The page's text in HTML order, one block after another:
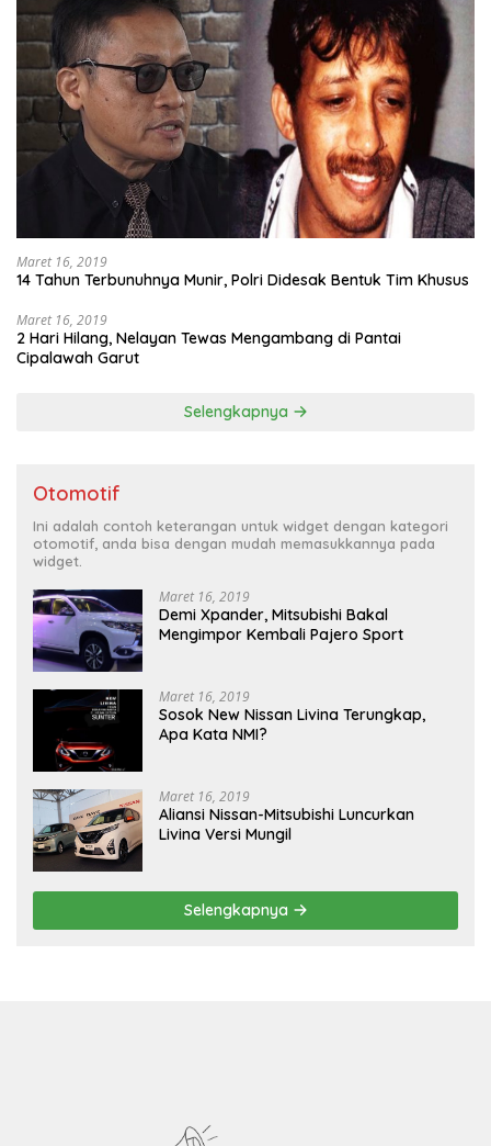
Maret 16, 2019
14 Tahun Terbunuhnya Munir, Polri Didesak Bentuk Tim Khusus
Maret 16, 2019
2 Hari Hilang, Nelayan Tewas Mengambang di Pantai
Cipalawah Garut
Selengkapnya
Otomotif
Ini adalah contoh keterangan untuk widget dengan kategori
otomotif, anda bisa dengan mudah memasukkannya pada
widget.
Maret 16, 2019
Demi Xpander, Mitsubishi Bakal
Mengimpor Kembali Pajero Sport
Maret 16, 2019
Sosok New Nissan Livina Terungkap,
Apa Kata NMI?
Maret 16, 2019
Aliansi Nissan-Mitsubishi Luncurkan
Livina Versi Mungil
Selengkapnya